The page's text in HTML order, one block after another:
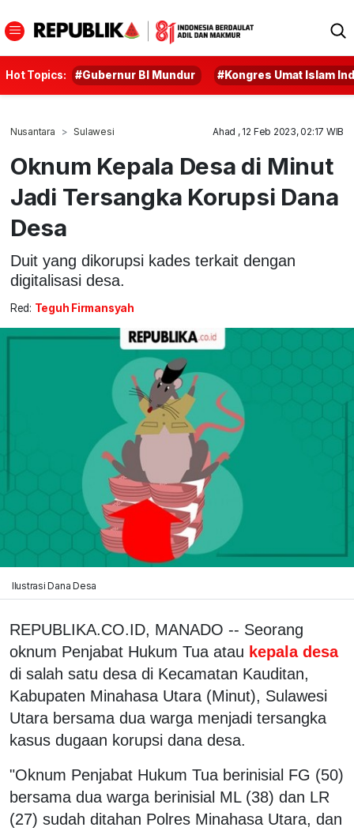
Hot Topics: #Gubernur BI Mundur #Kongres Umat Islam
Nusantara Sulawesi Ahad , 12 Feb 2023, 02:17 WIB
Oknum Kepala Desa di Minut
Jadi Tersangka Korupsi Dana
Desa
Duit yang dikorupsi kades terkait dengan
digitalisasi desa.
Red: Teguh Firmansyah
Ilustrasi Dana Desa
REPUBLIKA.CO.ID, MANADO -- Seorang
oknum Penjabat Hukum Tua atau kepala desa
di salah satu desa di Kecamatan Kauditan,
Kabupaten Minahasa Utara (Minut), Sulawesi
Utara bersama dua warga menjadi tersangka
kasus dugaan korupsi dana desa.
"Oknum Penjabat Hukum Tua berinisial FG (50)
bersama dua warga berinisial ML (38) dan LR
(27) sudah ditahan Polres Minahasa Utara, dan